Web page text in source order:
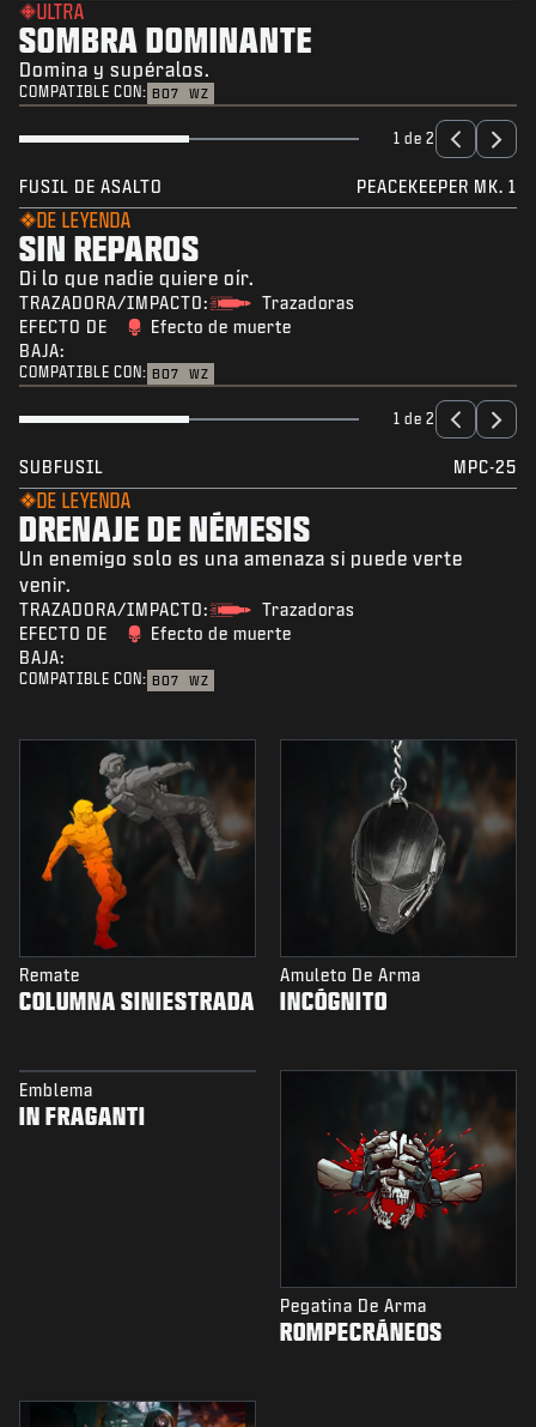
ULTRA
SOMBRA DOMINANTE
Domina y supéralos.
COMPATIBLE CON: BO7 WZ
1 de 2
FUSIL DE ASALTO PEACEKEEPER MK. 1
DE LEYENDA
SIN REPAROS
Di lo que nadie quiere oír.
TRAZADORA/IMPACTO:
Trazadoras
EFECTO DE
BAJA:
Efecto de muerte
COMPATIBLE CON: BO7 WZ
1 de 2
SUBFUSIL MPC-25
DE LEYENDA
DRENAJE DE NÉMESIS
Un enemigo solo es una amenaza si puede verte
venir.
TRAZADORA/IMPACTO:
Trazadoras
EFECTO DE
BAJA:
Efecto de muerte
COMPATIBLE CON: BO7 WZ
Remate
COLUMNA SINIESTRADA
Amuleto De Arma
INCÓGNITO
Emblema
IN FRAGANTI
Pegatina De Arma
ROMPECRÁNEOS